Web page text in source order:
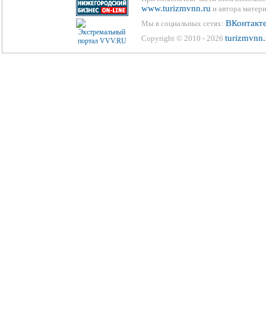
www.turizmvnn.ru и автора
Мы в социальных сетях:
Copyright © 2010 - 2026